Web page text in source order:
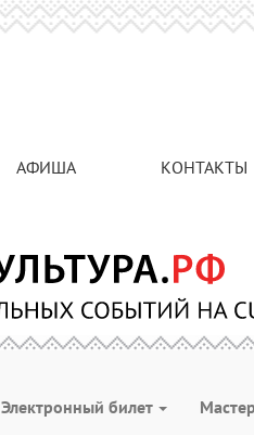
АФИША КОНТАКТЫ
Электронный билет